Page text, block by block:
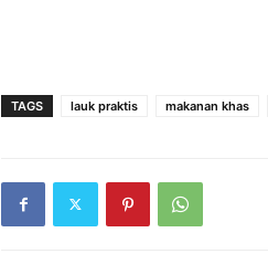
TAGS lauk praktis makanan khas